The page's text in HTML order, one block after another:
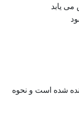
می یابد
شده است و نحوه